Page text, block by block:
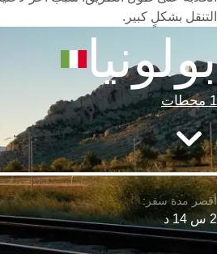
التنقل بشكلٍ كبير.
بولونيا
1 محطات
2 س 14 د